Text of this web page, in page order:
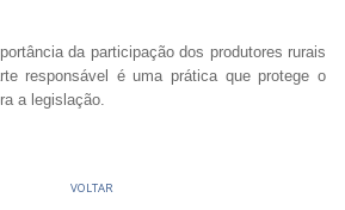
da participação dos produtores rurais
responsável é uma prática que protege o
a legislação.
VOLTAR